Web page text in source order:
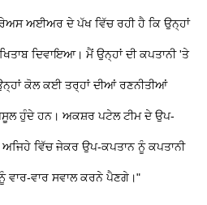
ਅਈਅਰ ਦੇ ਪੱਖ ਵਿੱਚ ਰਹੀ ਹੈ ਕਿ ਉਨ੍ਹਾਂ
ਦਿਵਾਇਆ। ਮੈਂ ਉਨ੍ਹਾਂ ਦੀ ਕਪਤਾਨੀ 'ਤੇ
ਕੋਲ ਕਈ ਤਰ੍ਹਾਂ ਦੀਆਂ ਰਣਨੀਤੀਆਂ
ਹੁੰਦੇ ਹਨ। ਅਕਸ਼ਰ ਪਟੇਲ ਟੀਮ ਦੇ ਉਪ-
ਵਿੱਚ ਜੇਕਰ ਉਪ-ਕਪਤਾਨ ਨੂੰ ਕਪਤਾਨੀ
ਵਾਰ-ਵਾਰ ਸਵਾਲ ਕਰਨੇ ਪੈਣਗੇ।"